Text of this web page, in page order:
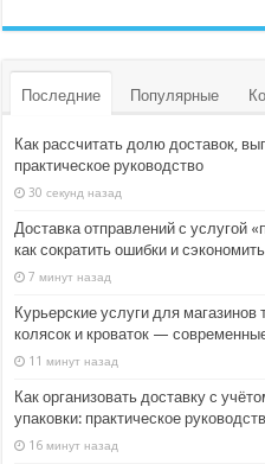
Последние Популярные
Как рассчитать долю доставок,
практическое руководство
30 секунд назад
Доставка отправлений с услугой
как сократить ошибки и
7 минут назад
Курьерские услуги для
колясок и кроваток —
11 минут назад
Как организовать доставку с
упаковки: практическое
16 минут назад